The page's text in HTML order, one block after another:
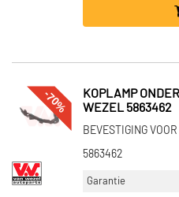
-70%
KOPLAMP
WEZEL 5863462
BEVESTIGING
5863462
Garantie